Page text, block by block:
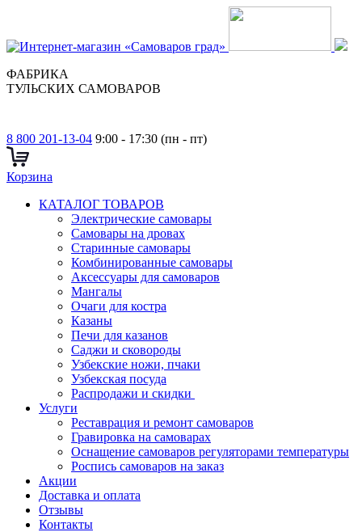
ФАБРИКА
ТУЛЬСКИХ САМОВАРОВ
8 800 201-13-04 9:00 - 17:30 (пн - пт)
Корзина
КАТАЛОГ ТОВАРОВ
Электрические самовары
Cамовары на дровах
Старинные самовары
Комбинированные самовары
Аксессуары для самоваров
Мангалы
Очаги для костра
Казаны
Печи для казанов
Саджи и сковороды
Узбекские ножи, пчаки
Узбекская посуда
Распродажи и скидки
Услуги
Реставрация и ремонт самоваров
Гравировка на самоварах
Оснащение самоваров регуляторами температуры
Роспись самоваров на заказ
Акции
Доставка и оплата
Отзывы
Контакты